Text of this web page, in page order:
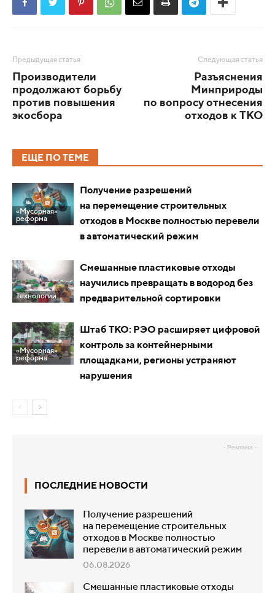
Предыдущая статья
Производители
продолжают борьбу
против повышения
экосбора
Следующая статья
Разъяснения
Минприроды
по вопросу отнесения
отходов к ТКО
ЕЩЕ ПО ТЕМЕ
«Мусорная»
реформа
Получение разрешений
на перемещение строительных
отходов в Москве полностью перевели
в автоматический режим
Технологии
Смешанные пластиковые отходы
научились превращать в водород без
предварительной сортировки
«Мусорная»
реформа
Штаб ТКО: РЭО расширяет цифровой
контроль за контейнерными
площадками, регионы устраняют
нарушения
- Реклама -
ПОСЛЕДНИЕ НОВОСТИ
Получение разрешений
на перемещение строительных
отходов в Москве полностью
перевели в автоматический режим
06.08.2026
Смешанные пластиковые отходы